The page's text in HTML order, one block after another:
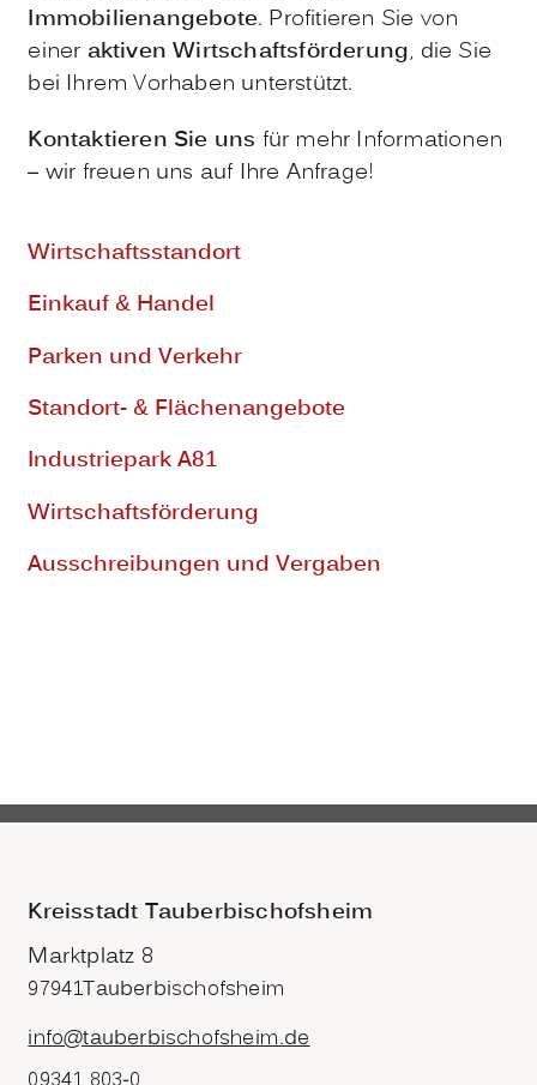
Immobilienangebote. Profitieren Sie von
einer aktiven Wirtschaftsförderung, die Sie
bei Ihrem Vorhaben unterstützt.
Kontaktieren Sie uns für mehr Informationen
– wir freuen uns auf Ihre Anfrage!
Wirtschaftsstandort
Einkauf & Handel
Parken und Verkehr
Standort- & Flächenangebote
Industriepark A81
Wirtschaftsförderung
Ausschreibungen und Vergaben
Kreisstadt Tauberbischofsheim
Marktplatz 8
97941Tauberbischofsheim
info@tauberbischofsheim.de